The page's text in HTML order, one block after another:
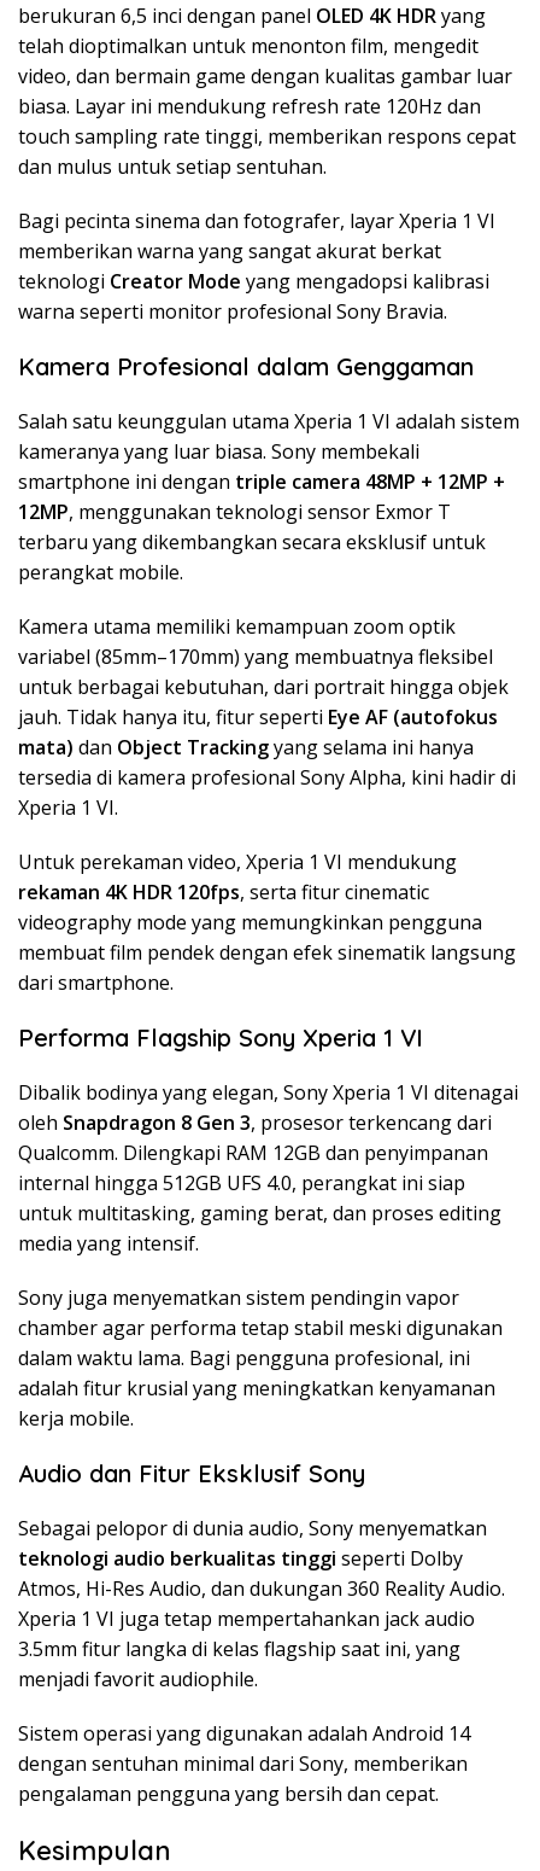
berukuran 6,5 inci dengan panel OLED 4K HDRyang
telah dioptimalkan untuk menonton film, mengedit
video, dan bermain game dengan kualitas gambar luar
biasa. Layar ini mendukung refresh rate 120Hz dan
touch sampling rate tinggi, memberikan respons cepat
dan mulus untuk setiap sentuhan.
Bagi pecinta sinema dan fotografer, layar Xperia 1 VI
memberikan warna yang sangat akurat berkat
teknologi Creator Mode yang mengadopsi kalibrasi
warna seperti monitor profesional Sony Bravia.
Kamera Profesional dalam Genggaman
Salah satu keunggulan utama Xperia 1 VI adalah sistem
kameranya yang luar biasa. Sony membekali
smartphone ini dengan triple camera 48MP + 12MP +
12MP, menggunakan teknologi sensor Exmor T
terbaru yang dikembangkan secara eksklusif untuk
perangkat mobile.
Kamera utama memiliki kemampuan zoom optik
variabel (85mm–170mm) yang membuatnya fleksibel
untuk berbagai kebutuhan, dari portrait hingga objek
jauh. Tidak hanya itu, fitur seperti Eye AF (autofokus
mata) dan Object Trackingyang selama ini hanya
tersedia di kamera profesional Sony Alpha, kini hadir di
Xperia 1 VI.
Untuk perekaman video, Xperia 1 VI mendukung
rekaman 4K HDR 120fps, serta fitur cinematic
videography mode yang memungkinkan pengguna
membuat film pendek dengan efek sinematik langsung
dari smartphone.
Performa Flagship Sony Xperia 1 VI
Dibalik bodinya yang elegan, Sony Xperia 1 VI ditenagai
oleh Snapdragon 8 Gen 3, prosesor terkencang dari
Qualcomm. Dilengkapi RAM 12GB dan penyimpanan
internal hingga 512GB UFS 4.0, perangkat ini siap
untuk multitasking, gaming berat, dan proses editing
media yang intensif.
Sony juga menyematkan sistem pendingin vapor
chamber agar performa tetap stabil meski digunakan
dalam waktu lama. Bagi pengguna profesional, ini
adalah fitur krusial yang meningkatkan kenyamanan
kerja mobile.
Audio dan Fitur Eksklusif Sony
Sebagai pelopor di dunia audio, Sony menyematkan
teknologi audio berkualitas tinggi seperti Dolby
Atmos, Hi-Res Audio, dan dukungan 360 Reality Audio.
Xperia 1 VI juga tetap mempertahankan jack audio
3.5mm fitur langka di kelas flagship saat ini, yang
menjadi favorit audiophile.
Sistem operasi yang digunakan adalah Android 14
dengan sentuhan minimal dari Sony, memberikan
pengalaman pengguna yang bersih dan cepat.
Kesimpulan